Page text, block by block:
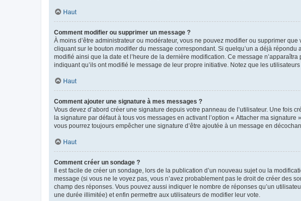
Haut
Comment modifier ou supprimer un message ?
À moins d’être administrateur ou modérateur, vous ne pouvez modifier ou supprimer
cliquant sur le bouton modifierdu message correspondant. Si quelqu’un a déjà répondu
modifié ainsi que la date et l’heure de la dernière modification. Ce message
indiquant qu’ils ont modifié le message de leur propre initiative. Notez que les
Haut
Comment ajouter une signature à mes messages ?
Vous devez d’abord créer une signature depuis votre panneau de l’utilisateur. Une fois
la signature par défaut à tous vos messages en activant l’option « Attacher ma signature
vous pourrez toujours empêcher une signature d’être ajoutée à un message en
Haut
Comment créer un sondage ?
Il est facile de créer un sondage, lors de la publication d’un nouveau sujet ou la
message (si vous ne le voyez pas, vous n’avez probablement pas le droit de créer des
champ des réponses. Vous pouvez aussi indiquer le nombre de réponses qu’un
une durée illimitée) et enfin permettre aux utilisateurs de modifier leur vote.